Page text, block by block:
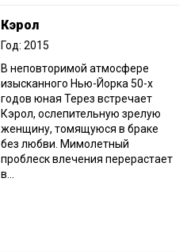
Кэрол
Год: 2015
В неповторимой атмосфере
изысканного Нью-Йорка 50-х
годов юная Терез встречает
Кэрол, ослепительную зрелую
женщину, томящуюся в браке
без любви. Мимолетный
проблеск влечения перерастает
в...